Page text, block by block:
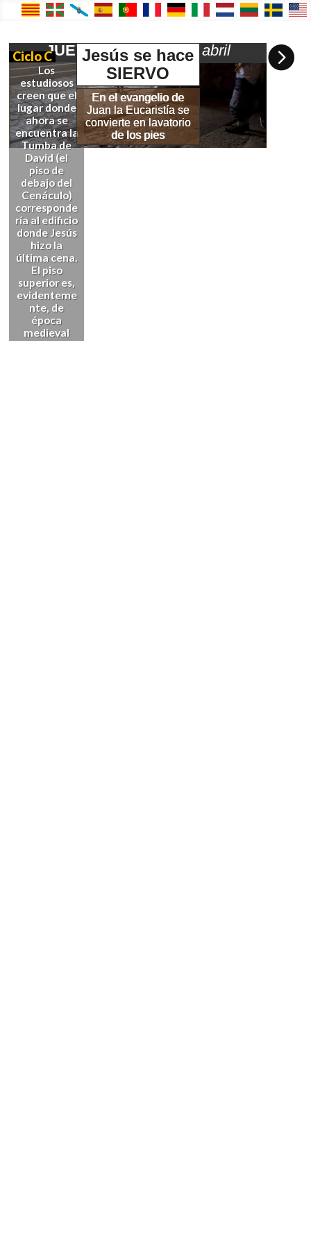
JUEVES SANTO–17 abril
Ciclo C
Los
estudiosos
creen que el
lugar donde
ahora se
encuentra la
Tumba de
David (el
piso de
debajo del
Cenáculo)
corresponde
ría al edificio
donde Jesús
hizo la
última cena.
El piso
superior es,
evidenteme
nte, de
época
medieval
Jesús se hace
SIERVO
En el evangelio de
Juan la Eucaristía se
convierte en lavatorio
de los pies
